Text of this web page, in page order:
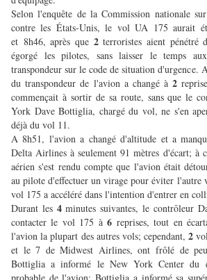
Selon l'enquête de la Commission nationale
contre les États-Unis, le vol UA 175 aurait
et 8h46, après que 2terroristes aient pénétré
égorgé les pilotes, sans laisser le temps
transpondeur sur le code de situation d'urgence.
du transpondeur de l'avion a changé à2
commençait à sortir de sa route, sans que le
York Dave Bottiglia, chargé du vol, ne s'en
déjà du vol 11.
A 8h51, l'avion a changé d'altitude et a
Delta Airlines à seulement 91 mètres d'écart; à
aérien s'est rendu compte que l'avion était
au pilote d'effectuer un virage pour éviter l'autre
vol 175 a accéléré dans l'intention d'entrer en
Durant les 4minutes suivantes, le contrôleur
contacter le vol 175 à6 reprises, tout en
l'avion la plupart des autres vols; cependant,2
et le 7 de Midwest Airlines, ont frôlé de
Bottiglia a informé le New York Center du